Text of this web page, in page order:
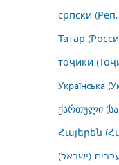
српски
Татар
тоҷикӣ
Українська
ქართული
Հայերեն
(ישראל)